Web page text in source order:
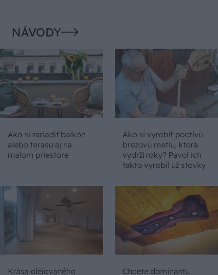
NÁVODY
Ako si zariadiť balkón
alebo terasu aj na
malom priestore
Ako si vyrobiť poctivú
brezovú metlu, ktorá
vydrží roky? Pavol ich
takto vyrobil už stovky
Krása olejovaného
Chcete dominantu